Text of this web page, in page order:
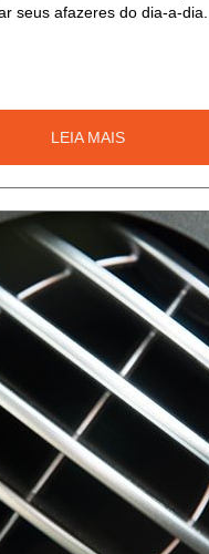
seus afazeres do dia-a-dia...
LEIA MAIS